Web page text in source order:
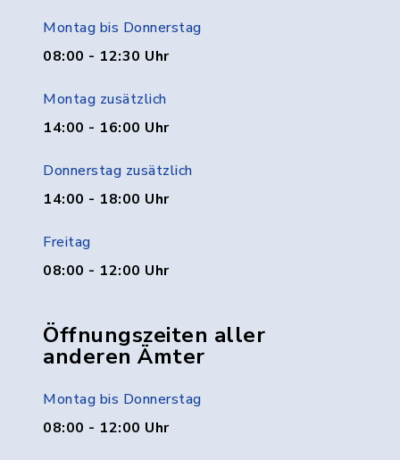
Montag bis Donnerstag
08:00 - 12:30 Uhr
Montag zusätzlich
14:00 - 16:00 Uhr
Donnerstag zusätzlich
14:00 - 18:00 Uhr
Freitag
08:00 - 12:00 Uhr
Öffnungszeiten aller
anderen Ämter
Montag bis Donnerstag
08:00 - 12:00 Uhr